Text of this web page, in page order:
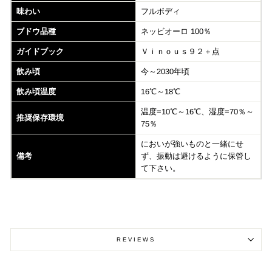
味わい フルボディ
ブドウ品種 ネッビオーロ 100％
ガイドブック Ｖｉｎｏｕｓ９２＋点
飲み頃 今～2030年頃
飲み頃温度 16℃～18℃
推奨保存環境
温度=10℃～16℃、湿度=70％～
75％
備考
においが強いものと一緒にせ
ず、振動は避けるように保管し
て下さい。
REVIEWS